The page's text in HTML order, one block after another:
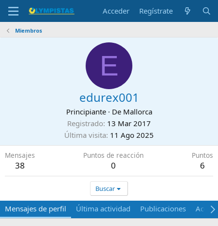
Acceder Regístrate
Miembros
E
edurex001
Principiante · De Mallorca
Registrado 13 Mar 2017
Última visita 11 Ago 2025
Mensajes
38
Puntos de reacción
0
Puntos
6
Buscar
Mensajes de perfil Última actividad Publicaciones Acerca